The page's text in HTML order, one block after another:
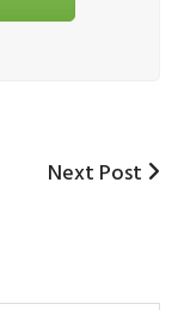
Next
Next Post